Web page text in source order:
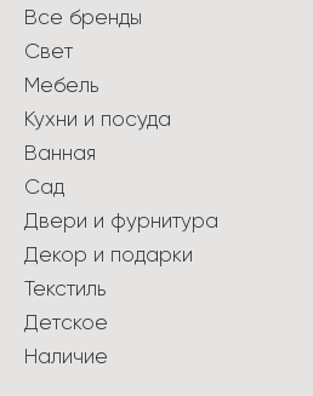
Все бренды
Свет
Мебель
Кухни и посуда
Ванная
Сад
Двери и фурнитура
Декор и подарки
Текстиль
Детское
Наличие